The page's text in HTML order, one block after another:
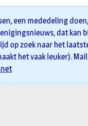
een mededeling
dat kan
op zoek naar het
het vaak leuker).